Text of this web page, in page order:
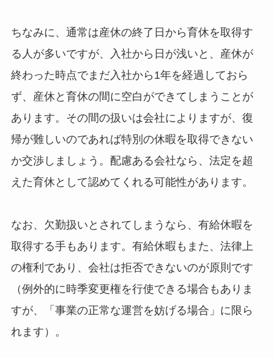
ちなみに、通常は産休の終了日から育休を取得す
る人が多いですが、入社から日が浅いと、産休が
終わった時点でまだ入社から1年を経過しておら
ず、産休と育休の間に空白ができてしまうことが
あります。その間の扱いは会社によりますが、復
帰が難しいのであれば特別の休暇を取得できない
か交渉しましょう。配慮ある会社なら、法定を超
えた育休として認めてくれる可能性があります。
なお、欠勤扱いとされてしまうなら、有給休暇を
取得する手もあります。有給休暇もまた、法律上
の権利であり、会社は拒否できないのが原則です
（例外的に時季変更権を行使できる場合もありま
すが、「事業の正常な運営を妨げる場合」に限ら
れます）。